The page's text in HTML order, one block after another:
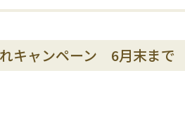
キャンペーン 6月末まで